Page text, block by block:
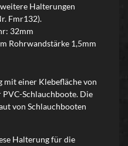
Halterungen
Fmr132).
32mm
Rohrwandstärke 1,5mm
mit einer Klebefläche von
Schlauchboote. Die
von Schlauchbooten
Halterung für die